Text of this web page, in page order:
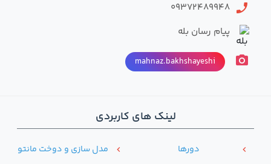
phone
09372489948
پیام رسان بله
photo_camera
mahnaz.bakhshayeshi
لینک های کاربردی
chevron_left دور‌ها chevron_left مدل سازی و دوخت مانتو